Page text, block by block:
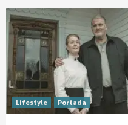
Lifestyle Portada